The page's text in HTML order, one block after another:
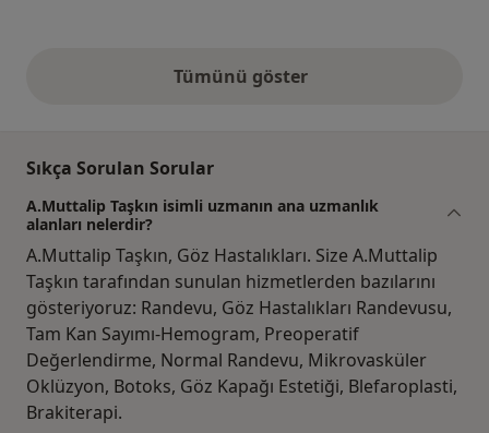
Tümünü gösteryukarıdaki görüşler
Sıkça Sorulan Sorular
A.Muttalip Taşkın isimli uzmanın ana uzmanlık
alanları nelerdir?
A.Muttalip Taşkın, Göz Hastalıkları. Size A.Muttalip
Taşkın tarafından sunulan hizmetlerden bazılarını
gösteriyoruz: Randevu, Göz Hastalıkları Randevusu,
Tam Kan Sayımı-Hemogram, Preoperatif
Değerlendirme, Normal Randevu, Mikrovasküler
Oklüzyon, Botoks, Göz Kapağı Estetiği, Blefaroplasti,
Brakiterapi.